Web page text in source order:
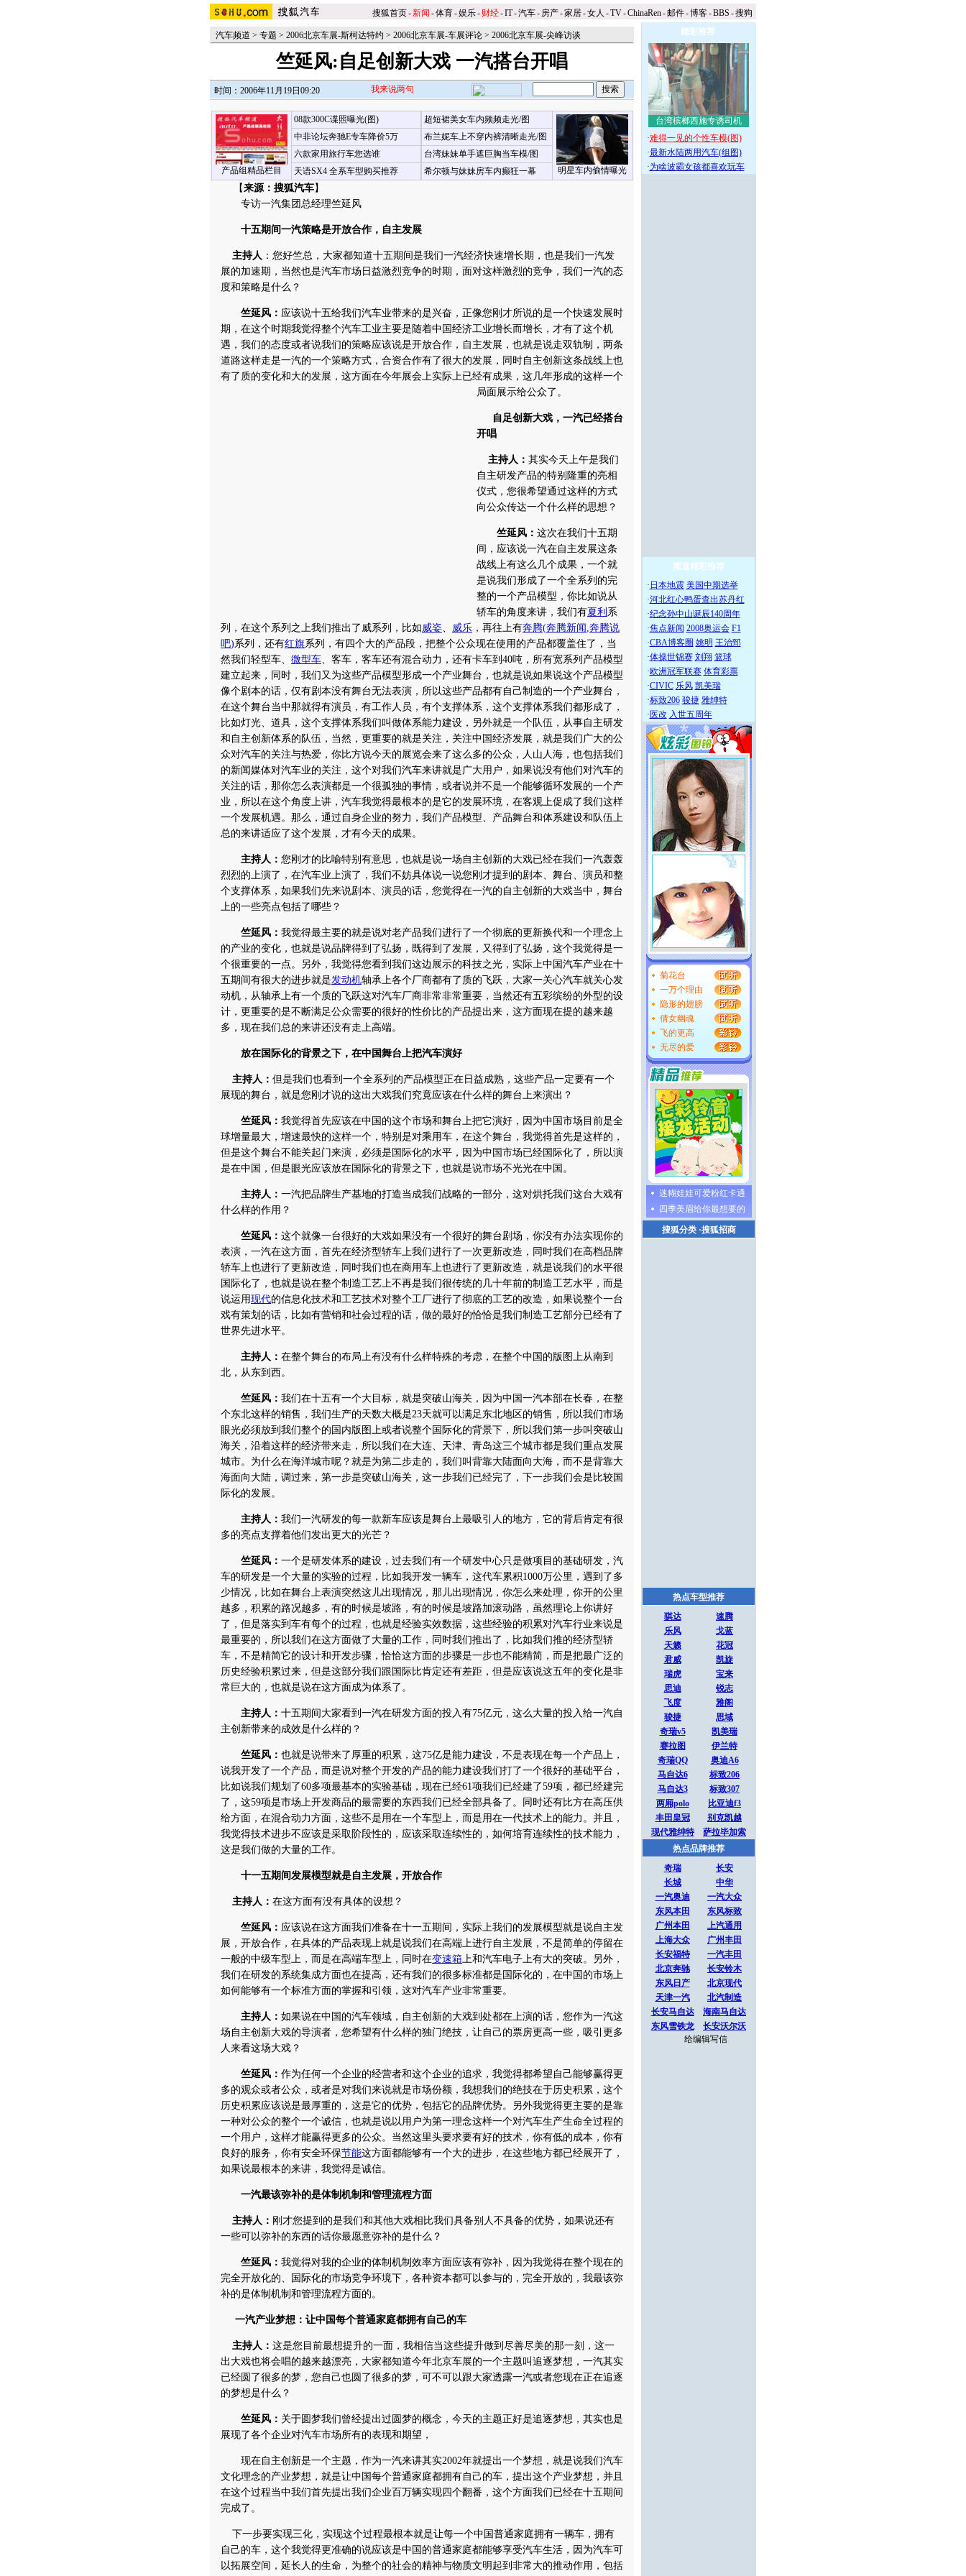
搜狐首页-新闻 -体育-娱乐- 财经-IT-汽车- 房产-家居-女人 -TV-ChinaRen-邮件-博客-BBS -搜狗
汽车频道 > 专题 > 2006北京车展-斯柯达特约 > 2006北京车展-车展评论 > 2006北京车展-尖峰访谈
竺延风:自足创新大戏 一汽搭台开唱
时间：2006年11月19日09:20 我来说两句
产品组精品栏目
08款300C谍照曝光(图)
中非论坛奔驰E专车降价5万
六款家用旅行车您选谁
天语SX4 全系车型购买推荐
超短裙美女车内频频走光/图
明星车内偷情曝光
布兰妮车上不穿内裤清晰走光/图
台湾妹妹单手遮巨胸当车模/图
希尔顿与妹妹房车内癫狂一幕
【来源：搜狐汽车】
专访一汽集团总经理竺延风
十五期间一汽策略是开放合作，自主发展
主持人 ：您好竺总，大家都知道十五期间是我们一汽经济快速增长期，也是我们一汽发
展的加速期，当然也是汽车市场日益激烈竞争的时期，面对这样激烈的竞争，我们一汽的态
度和策略是什么？
竺延风： 应该说十五给我们汽车业带来的是兴奋，正像您刚才所说的是一个快速发展时
期，在这个时期我觉得整个汽车工业主要是随着中国经济工业增长而增长，才有了这个机
遇，我们的态度或者说我们的策略应该说是开放合作，自主发展，也就是说走双轨制，两条
道路这样走是一汽的一个策略方式，合资合作有了很大的发展，同时自主创新这条战线上也
有了质的变化和大的发展，这方面在今年展会上实际上已经有成果，这几年形成的这样一个
局面展示给公众了。
自足创新大戏，一汽已经搭台
开唱
主持人： 其实今天上午是我们
自主研发产品的特别隆重的亮相
仪式，您很希望通过这样的方式
向公众传达一个什么样的思想？
竺延风： 这次在我们十五期
间，应该说一汽在自主发展这条
战线上有这么几个成果，一个就
是说我们形成了一个全系列的完
整的一个产品模型，你比如说从
轿车的角度来讲，我们有夏利 系
列，在这个系列之上我们推出了威系列，比如威姿、 威乐 ，再往上有奔腾(奔腾新闻 ,奔腾说
吧)系列，还有红旗系列，有四个大的产品段，把整个公众现在使用的产品都覆盖住了，当
然我们轻型车、 微型车、客车，客车还有混合动力，还有卡车到40吨，所有宽系列产品模型
建立起来，同时，我们又为这些产品模型形成一个产业舞台，也就是说如果说这个产品模型
像个剧本的话，仅有剧本没有舞台无法表演，所以这些产品都有自己制造的一个产业舞台，
在这个舞台当中那就得有演员，有工作人员，有个支撑体系，这个支撑体系我们都形成了，
比如灯光、道具，这个支撑体系我们叫做体系能力建设，另外就是一个队伍，从事自主研发
和自主创新体系的队伍，当然，更重要的就是关注，关注中国经济发展，就是我们广大的公
众对汽车的关注与热爱，你比方说今天的展览会来了这么多的公众，人山人海，也包括我们
的新闻媒体对汽车业的关注，这个对我们汽车来讲就是广大用户，如果说没有他们对汽车的
关注的话，那你怎么表演都是一个很孤独的事情，或者说并不是一个能够循环发展的一个产
业，所以在这个角度上讲，汽车我觉得最根本的是它的发展环境，在客观上促成了我们这样
一个发展机遇。那么，通过自身企业的努力，我们产品模型、产品舞台和体系建设和队伍上
总的来讲适应了这个发展，才有今天的成果。
主持人： 您刚才的比喻特别有意思，也就是说一场自主创新的大戏已经在我们一汽轰轰
烈烈的上演了，在汽车业上演了，我们不妨具体说一说您刚才提到的剧本、舞台、演员和整
个支撑体系，如果我们先来说剧本、演员的话，您觉得在一汽的自主创新的大戏当中，舞台
上的一些亮点包括了哪些？
竺延风： 我觉得最主要的就是说对老产品我们进行了一个彻底的更新换代和一个理念上
的产业的变化，也就是说品牌得到了弘扬，既得到了发展，又得到了弘扬，这个我觉得是一
个很重要的一点。另外，我觉得您看到我们这边展示的科技之光，实际上中国汽车产业在十
五期间有很大的进步就是发动机轴承上各个厂商都有了质的飞跃，大家一关心汽车就关心发
动机，从轴承上有一个质的飞跃这对汽车厂商非常非常重要，当然还有五彩缤纷的外型的设
计，更重要的是不断满足公众需要的很好的性价比的产品提出来，这方面现在提的越来越
多，现在我们总的来讲还没有走上高端。
放在国际化的背景之下，在中国舞台上把汽车演好
主持人： 但是我们也看到一个全系列的产品模型正在日益成熟，这些产品一定要有一个
展现的舞台，就是您刚才说的这出大戏我们究竟应该在什么样的舞台上来演出？
竺延风： 我觉得首先应该在中国的这个市场和舞台上把它演好，因为中国市场目前是全
球增量最大，增速最快的这样一个，特别是对乘用车，在这个舞台，我觉得首先是这样的，
但是这个舞台不能关起门来演，必须是国际化的水平，因为中国市场已经国际化了，所以演
是在中国，但是眼光应该放在国际化的背景之下，也就是说市场不光光在中国。
主持人： 一汽把品牌生产基地的打造当成我们战略的一部分，这对烘托我们这台大戏有
什么样的作用？
竺延风： 这个就像一台很好的大戏如果没有一个很好的舞台剧场，你没有办法实现你的
表演，一汽在这方面，首先在经济型轿车上我们进行了一次更新改造，同时我们在高档品牌
轿车上也进行了更新改造，同时我们也在商用车上也进行了更新改造，就是说我们的水平很
国际化了，也就是说在整个制造工艺上不再是我们很传统的几十年前的制造工艺水平，而是
说运用现代的信息化技术和工艺技术对整个工厂进行了彻底的工艺的改造，如果说整个一台
戏有策划的话，比如有营销和社会过程的话，做的最好的恰恰是我们制造工艺部分已经有了
世界先进水平。
主持人： 在整个舞台的布局上有没有什么样特殊的考虑，在整个中国的版图上从南到
北，从东到西。
竺延风： 我们在十五有一个大目标，就是突破山海关，因为中国一汽本部在长春，在整
个东北这样的销售，我们生产的天数大概是23天就可以满足东北地区的销售，所以我们市场
眼光必须放到我们整个的国内版图上或者说整个国际化的背景下，所以我们第一步叫突破山
海关，沿着这样的经济带来走，所以我们在大连、天津、青岛这三个城市都是我们重点发展
城市。为什么在海洋城市呢？就是为第二步走的，我们叫背靠大陆面向大海，而不是背靠大
海面向大陆，调过来，第一步是突破山海关，这一步我们已经完了，下一步我们会是比较国
际化的发展。
主持人： 我们一汽研发的每一款新车应该是舞台上最吸引人的地方，它的背后肯定有很
多的亮点支撑着他们发出更大的光芒？
竺延风： 一个是研发体系的建设，过去我们有一个研发中心只是做项目的基础研发，汽
车的研发是一个大量的实验的过程，比如我开发一辆车，这代车累积1000万公里，遇到了多
少情况，比如在舞台上表演突然这儿出现情况，那儿出现情况，你怎么来处理，你开的公里
越多，积累的路况越多，有的时候是坡路，有的时候是坡路加滚动路，虽然理论上你讲好
了，但是落实到车有每个的过程，也就是经验实效数据，这些经验的积累对汽车行业来说是
最重要的，所以我们在这方面做了大量的工作，同时我们推出了，比如我们推的经济型轿
车，不是精简它的设计和开发步骤，恰恰这方面的步骤是一步也不能精简，而是把最广泛的
历史经验积累过来，但是这部分我们跟国际比肯定还有差距，但是应该说这五年的变化是非
常巨大的，也就是说在这方面成为体系了。
主持人： 十五期间大家看到一汽在研发方面的投入有75亿元，这么大量的投入给一汽自
主创新带来的成效是什么样的？
竺延风： 也就是说带来了厚重的积累，这75亿是能力建设，不是表现在每一个产品上，
说我开发了一个产品，而是说对整个开发的产品的能力建设我们打了一个很好的基础平台，
比如说我们规划了60多项最基本的实验基础，现在已经61项我们已经建了59项，都已经建完
了，这59项是市场上开发商品的最需要的东西我们已经全部具备了。同时还有比方在高压供
给方面，在混合动力方面，这些不是用在一个车型上，而是用在一代技术上的能力。并且，
我觉得技术进步不应该是采取阶段性的，应该采取连续性的，如何培育连续性的技术能力，
这是我们做的大量的工作。
十一五期间发展模型就是自主发展，开放合作
主持人： 在这方面有没有具体的设想？
竺延风： 应该说在这方面我们准备在十一五期间，实际上我们的发展模型就是说自主发
展，开放合作，在具体的产品表现上就是说我们在高端上进行自主发展，不是简单的停留在
一般的中级车型上，而是在高端车型上，同时在变速箱上和汽车电子上有大的突破。另外，
我们在研发的系统集成方面也在提高，还有我们的很多标准都是国际化的，在中国的市场上
如何能够有一个标准方面的掌握和引领，这对汽车产业非常重要。
主持人： 如果说在中国的汽车领域，自主创新的大戏到处都在上演的话，您作为一汽这
场自主创新大戏的导演者，您希望有什么样的独门绝技，让自己的票房更高一些，吸引更多
人来看这场大戏？
竺延风： 作为任何一个企业的经营者和这个企业的追求，我觉得都希望自己能够赢得更
多的观众或者公众，或者是对我们来说就是市场份额，我想我们的绝技在于历史积累，这个
历史积累应该说是最厚重的，这是它的优势，包括它的品牌优势。另外我觉得更主要的是靠
一种对公众的整个一个诚信，也就是说以用户为第一理念这样一个对汽车生产生命全过程的
一个用户，这样才能赢得更多的公众。当然这里头要求要有好的技术，你有低的成本，你有
良好的服务，你有安全环保节能这方面都能够有一个大的进步，在这些地方都已经展开了，
如果说最根本的来讲，我觉得是诚信。
一汽最该弥补的是体制机制和管理流程方面
主持人： 刚才您提到的是我们和其他大戏相比我们具备别人不具备的优势，如果说还有
一些可以弥补的东西的话你最愿意弥补的是什么？
竺延风： 我觉得对我的企业的体制机制效率方面应该有弥补，因为我觉得在整个现在的
完全开放化的、国际化的市场竞争环境下，各种资本都可以参与的，完全开放的，我最该弥
补的是体制机制和管理流程方面的。
一汽产业梦想：让中国每个普通家庭都拥有自己的车
主持人： 这是您目前最想提升的一面，我相信当这些提升做到尽善尽美的那一刻，这一
出大戏也将会唱的越来越漂亮，大家都知道今年北京车展的一个主题叫追逐梦想，一汽其实
已经圆了很多的梦，您自己也圆了很多的梦，可不可以跟大家透露一汽或者您现在正在追逐
的梦想是什么？
竺延风： 关于圆梦我们曾经提出过圆梦的概念，今天的主题正好是追逐梦想，其实也是
展现了各个企业对汽车市场所有的表现和期望，
现在自主创新是一个主题，作为一汽来讲其实2002年就提出一个梦想，就是说我们汽车
文化理念的产业梦想，就是让中国每个普通家庭都拥有自己的车，提出这个产业梦想，并且
在这个过程当中我们首先提出我们企业百万辆实现四个翻番，这个方面我们已经在十五期间
完成了。
下一步要实现三化，实现这个过程最根本就是让每一个中国普通家庭拥有一辆车，拥有
自己的车，这个我觉得更准确的说应该是中国的普通家庭都能够享受汽车生活，因为汽车可
以拓展空间，延长人的生命，为整个的社会的精神与物质文明起到非常大的推动作用，包括
精彩推荐
台湾槟榔西施专诱司机
·难得一见的个性车模(图)
·最新水陆两用汽车(组图)
·为啥波霸女孩都喜欢玩车
频道精彩推荐
· 日本地震 美国中期选举
·河北红心鸭蛋查出苏丹红
·纪念孙中山诞辰140周年
·焦点新闻 2008奥运会 F1
·CBA博客圈 姚明 王治郅
·体操世锦赛 刘翔 篮球
·欧洲冠军联赛 体育彩票
·CIVIC 乐风 凯美瑞
·标致206 骏捷 雅绅特
· 医改 入世五周年
菊花台
一万个理由
隐形的翅膀
倩女幽魂
飞的更高
无尽的爱
迷糊娃娃可爱粉红卡通
四季美眉给你最想要的
搜狐分类·搜狐招商
热点车型推荐
骐达
速腾
乐风
戈蓝
天籁
花冠
君威
凯旋
瑞虎
宝来
思迪
锐志
飞度
雅阁
骏捷
思域
奇瑞v5
凯美瑞
赛拉图
伊兰特
奇瑞QQ
奥迪A6
马自达6
标致206
马自达3
标致307
两厢polo
比亚迪f3
丰田皇冠
别克凯越
现代雅绅特
萨拉毕加索
热点品牌推荐
奇瑞
长安
长城
中华
一汽奥迪
一汽大众
东风本田
东风标致
广州本田
上汽通用
上海大众
广州丰田
长安福特
一汽丰田
北京奔驰
长安铃木
东风日产
北京现代
天津一汽
北汽制造
长安马自达
海南马自达
东风雪铁龙
长安沃尔沃
给编辑写信